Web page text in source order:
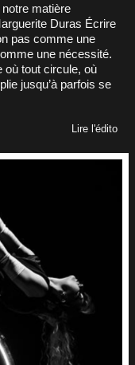
matière
Duras Écrire
pas comme une
une nécessité.
où tout circule, où
jusqu’à parfois se
Lire l'édito